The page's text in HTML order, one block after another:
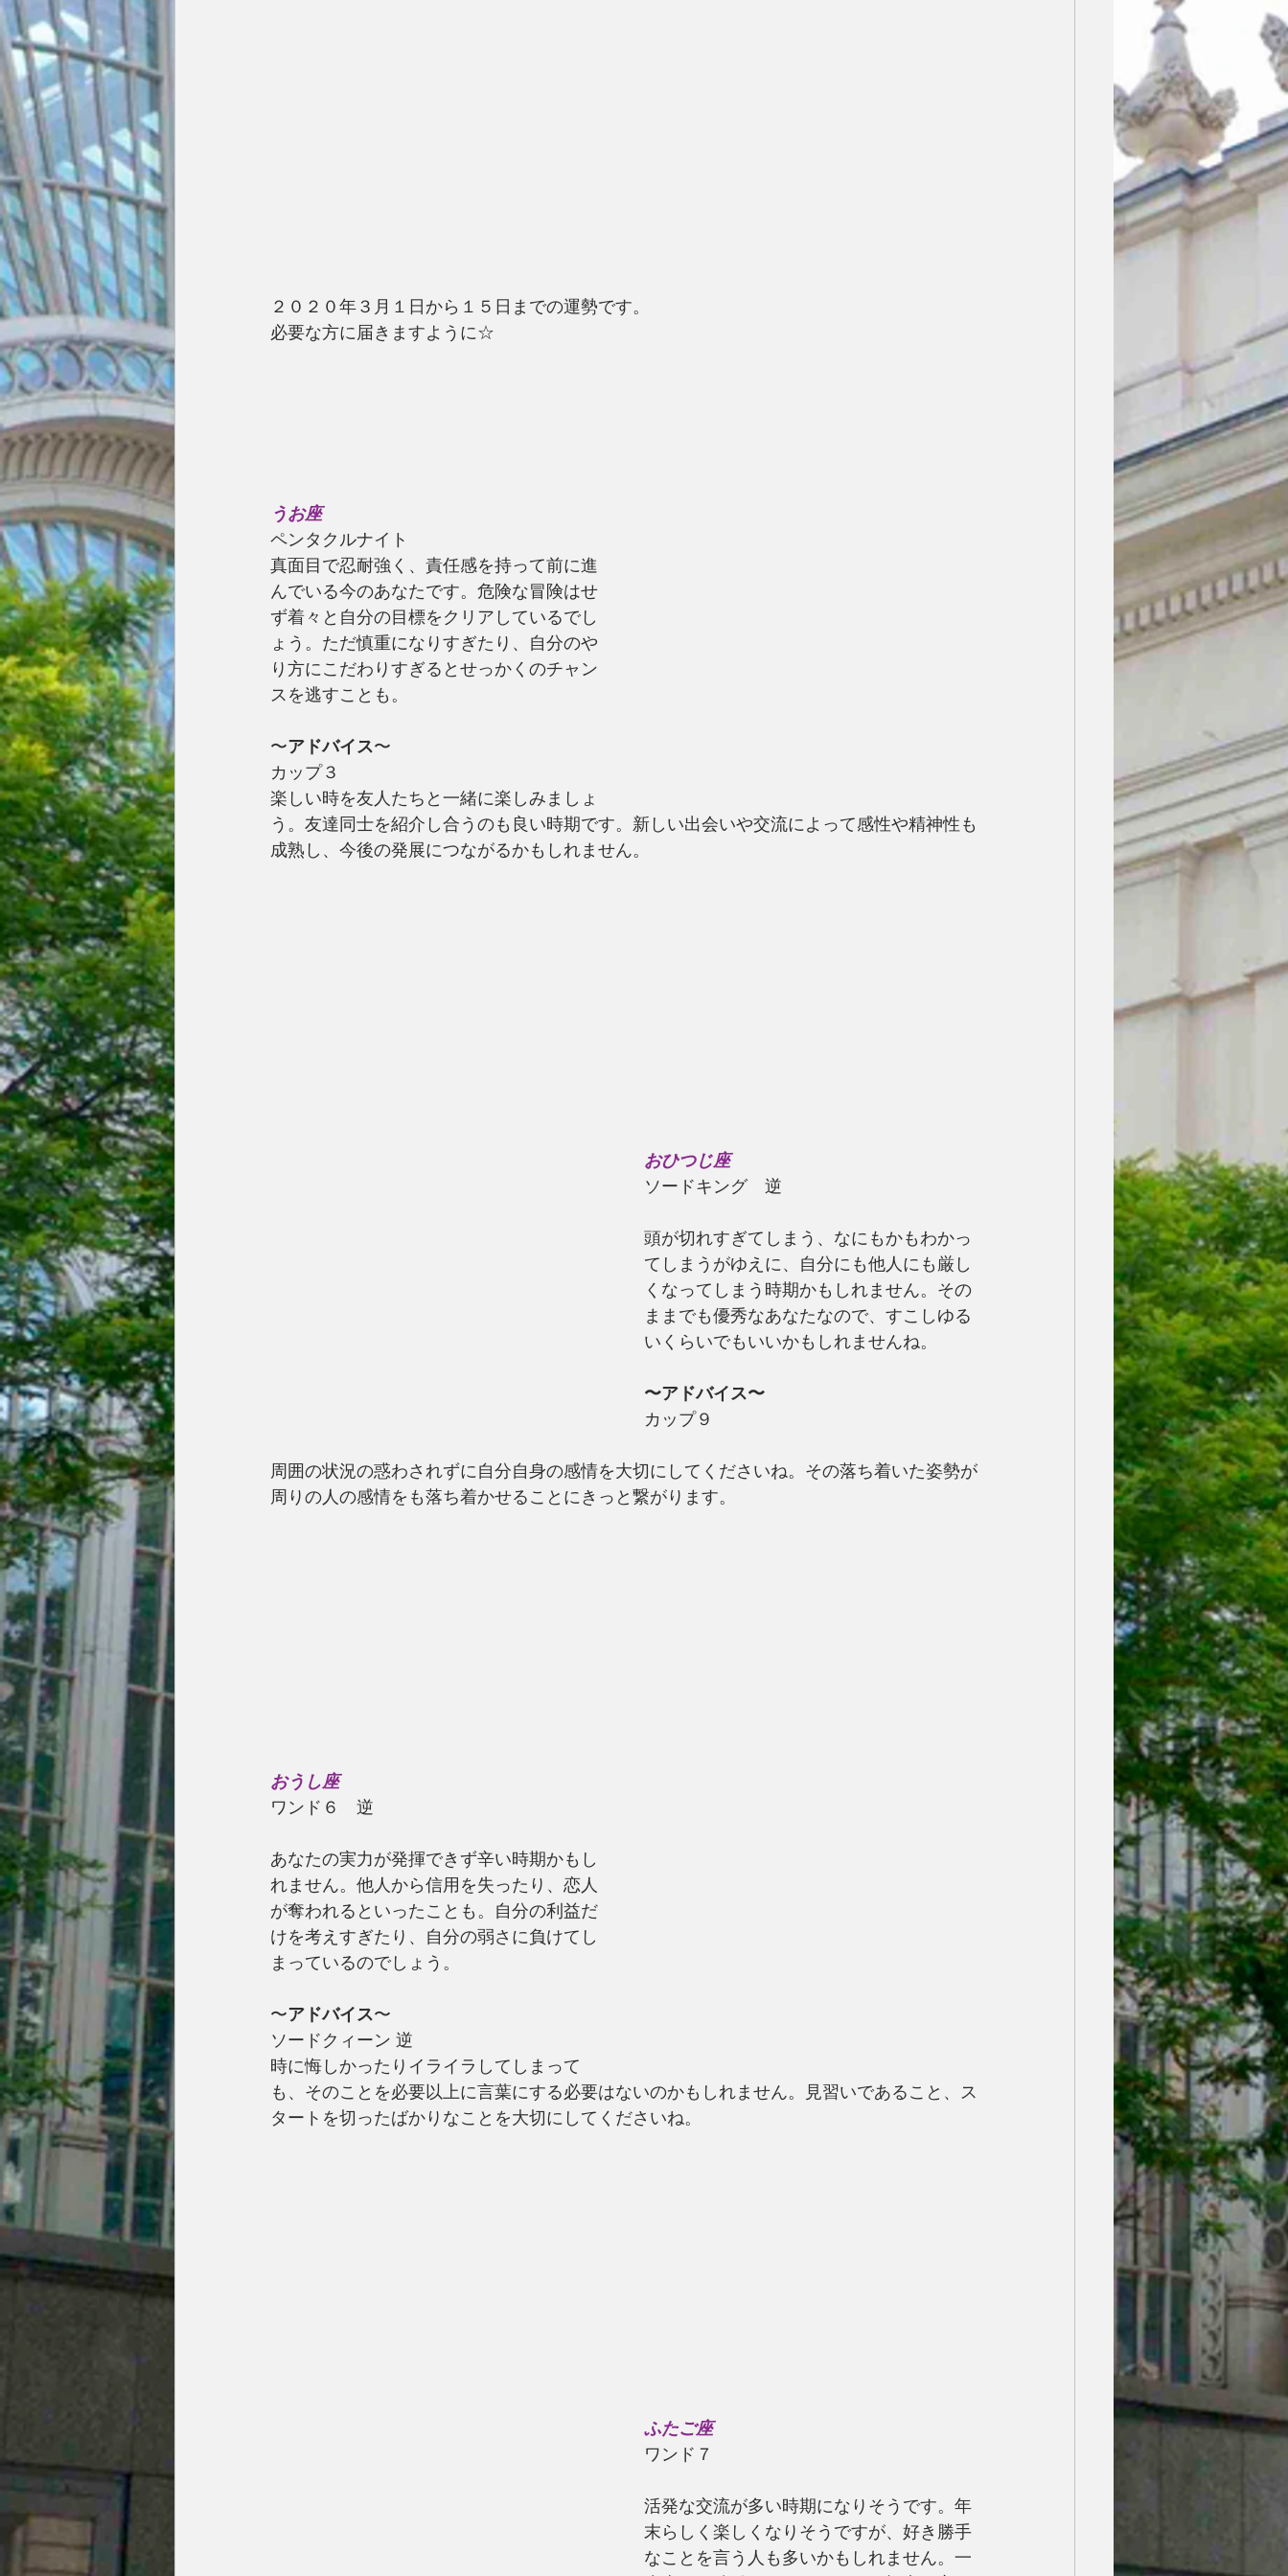
２０２０年３月１日から１５日までの運勢です。
必要な方に届きますように☆
うお座
ペンタクルナイト
真面目で忍耐強く、責任感を持って前に進
んでいる今のあなたです。危険な冒険はせ
ず着々と自分の目標をクリアしているでし
ょう。ただ慎重になりすぎたり、自分のや
り方にこだわりすぎるとせっかくのチャン
スを逃すことも。
〜アドバイス〜
カップ３
楽しい時を友人たちと一緒に楽しみましょ
う。友達同士を紹介し合うのも良い時期です。新しい出会いや交流によって感性や精神性も
成熟し、今後の発展につながるかもしれません。
おひつじ座
ソードキング　逆
頭が切れすぎてしまう、なにもかもわかっ
てしまうがゆえに、自分にも他人にも厳し
くなってしまう時期かもしれません。その
ままでも優秀なあなたなので、すこしゆる
いくらいでもいいかもしれませんね。
〜アドバイス〜
カップ９
周囲の状況の惑わされずに自分自身の感情を大切にしてくださいね。その落ち着いた姿勢が
周りの人の感情をも落ち着かせることにきっと繋がります。
おうし座
ワンド６　逆
あなたの実力が発揮できず辛い時期かもし
れません。他人から信用を失ったり、恋人
が奪われるといったことも。自分の利益だ
けを考えすぎたり、自分の弱さに負けてし
まっているのでしょう。
〜アドバイス〜
ソードクィーン 逆
時に悔しかったりイライラしてしまって
も、そのことを必要以上に言葉にする必要はないのかもしれません。見習いであること、ス
タートを切ったばかりなことを大切にしてくださいね。
ふたご座
ワンド７
活発な交流が多い時期になりそうです。年
末らしく楽しくなりそうですが、好き勝手
なことを言う人も多いかもしれません。一